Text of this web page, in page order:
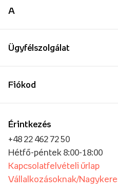
A
Ügyfélszolgálat
Érintkezés
+48 22 462 72 50
Hétfő-péntek 8:00-18:00
Kapcsolatfelvételi űrlap
Vállalkozásoknak/
Fiókod